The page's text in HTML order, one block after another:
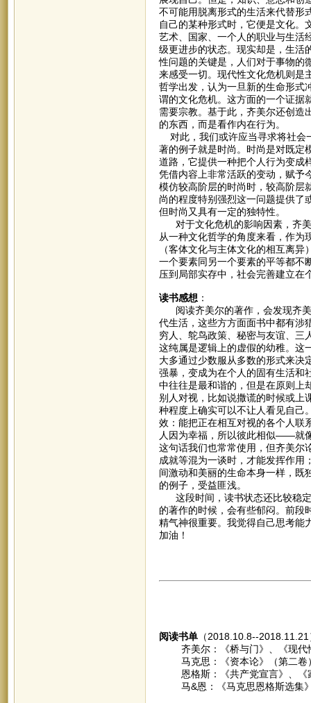
不可能用脱离形式的生活来代替形
自己的某种形式时，它便是文化。
艺术、国家、一个人的职业与生
级更进步的状态。现实却是，生活
性问题的关键是，人们对于事物的
来感受一切。现代性文化危机则是
哲学出发，认为一旦新的生命形式
谓的文化危机。这方面的一个证据
需要宗教。基于此，齐美尔还创造
的东西，而是看作内在行为。
对此，我们或许应当寻求将社会
著的例子就是时尚。时尚是对既定
道路，它提供一种把个人行为变
凭借内容上非常活跃的变动，赋予
模仿较高阶层的时尚时，较高阶层
尚的程度特别强烈这一问题提供了
但时尚又具有一定的独特性。
对于文化危机的影响因素，齐美
从一种文化哲学的角度来看，作为
（客体文化与主体文化的相互离
一个要素同另一个要素的平等都不
压到局部实存中，社会完善建立在
读书感想 ：
阅读齐美尔的著作，会发现齐美
代生活，这些方方面面书中都有涉
穷人、鸵鸟政策、秘密与友谊、三
这纯属是逻辑上的虚假的幼稚。这
大多通过少数服从多数的形式来决
强暴，变成为在个人的固有生活和
中往往是最和谐的，但是在原则上
别人对视，比如说撒谎的时候或
种程度上确实可以不让人看见自己
效：能把正在相互对视的各个人联
人因为幸福，所以彼此相似——就
这句话我们也常常使用，但齐美尔
成就等混为一谈时，才能发挥作用
间激动和美丽的生命本身一样，既
的例子，受益匪浅。
这段时间，读书状态还比较稳定
的著作的时候，会有些郁闷。前段
精气神很重要。我觉得自己思考能
加油！
阅读书单（2018.10.8--2018.11.21
齐美尔：《桥与门》、《现代
马克思：《资本论》（第二卷
恩格斯：《共产党宣言》、《
马&恩：《马克思恩格斯选集》